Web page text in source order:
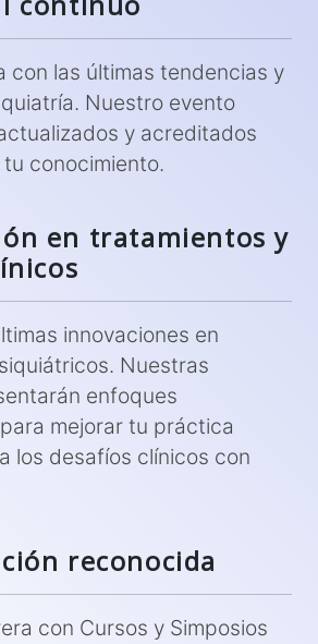
con las últimas tendencias y
Nuestro evento
y acreditados
conocimiento.
en tratamientos y
innovaciones en
Nuestras
enfoques
mejorar tu práctica
los desafíos clínicos con
reconocida
con Cursos y Simposios